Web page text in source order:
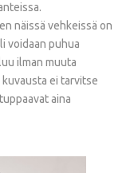
näissä vehkeissä on
voidaan puhua
ilman muuta
ei tarvitse
aina